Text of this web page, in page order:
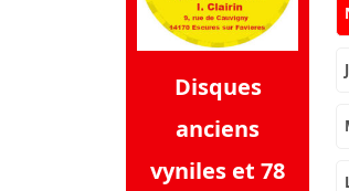
Disques
anciens
vyniles et 78